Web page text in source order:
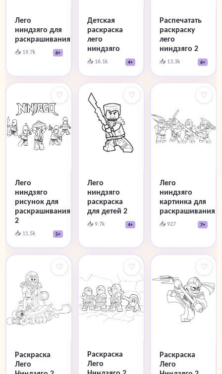
Лего
ниндзяго для
раскрашивания
📥 19.7k 6+
Детская
раскраска
лего
ниндзяго
📥 16.1k 4+
Распечатать
раскраску
лего
ниндзяго 2
📥 13.3k 6+
♡
Лего
ниндзяго
рисунок для
раскрашивания
2
📥 11.5k 5+
♡
Лего
ниндзяго
раскраска
для детей 2
📥 9.7k 4+
♡
Лего
ниндзяго
картинка для
раскрашивания
📥 927 7+
♡
Раскраска
Лего
♡
Раскраска
Лего
♡
Раскраска
Лего